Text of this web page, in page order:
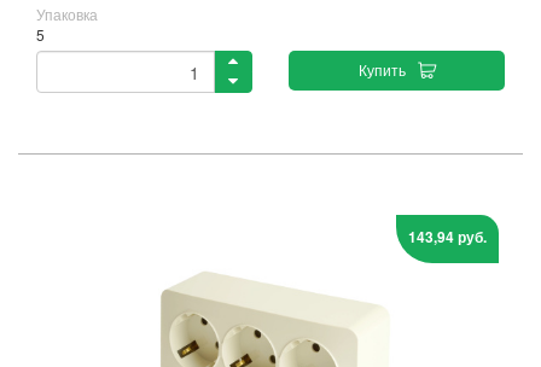
Упаковка
5
Купить
143,94 руб.